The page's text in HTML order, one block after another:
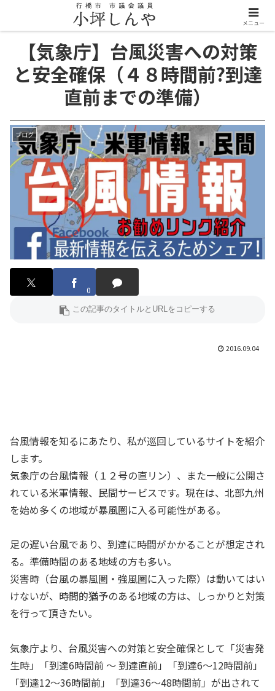
【気象庁】台風災害への対策
と安全確保（４８時間前?到達
直前までの準備）
ブログ
0
2016.09.04
台風情報を知るにあたり、私が巡回しているサイトを紹介
します。
気象庁の台風情報（１２号の直リン）、また一般に公開さ
れている米軍情報、民間サービスです。現在は、北部九州
を始め多くの地域が暴風圏に入る可能性がある。
足の遅い台風であり、到達に時間がかかることが想定され
る。準備時間のある地域の方も多い。
災害時（台風の暴風圏・強風圏に入った際）は動いてはい
けないが、時間的猶予のある地域の方は、しっかりと対策
を行って頂きたい。
気象庁より、台風災害への対策と安全確保として「災害発
生時」「到達6時間前 〜 到達直前」「到達6〜12時間前」
「到達12〜36時間前」「到達36〜48時間前」が出されて
メニュー